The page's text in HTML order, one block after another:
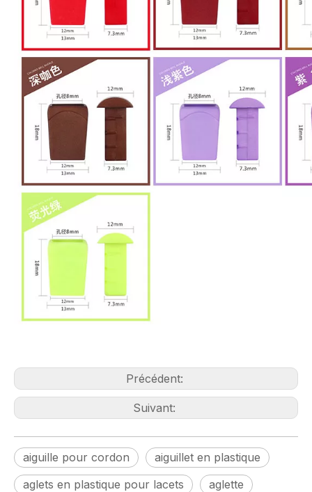
Précédent:
Suivant:
aiguille pour cordon
aiguillet en plastique
aglets en plastique pour lacets
aglette